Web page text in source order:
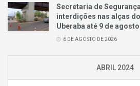
Secretaria de
interdições nas alças
Uberaba até 9 de agosto
6 DE AGOSTO DE 2026
ABRIL 2024